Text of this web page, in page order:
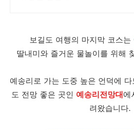
보길도 여행의 마지막 코스는
딸내미와 즐거운 물놀이를 위해
예송리로 가는 도중 높은 언덕에
도 전망 좋은 곳인 예송리전망대에
려왔습니다.